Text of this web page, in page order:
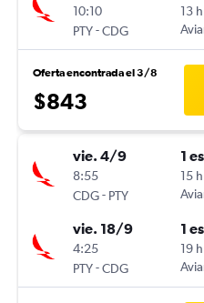
10:10
PTY-CDG
13
Oferta encontrada el 3/8
$843
vie. 4/9
8:55
CDG- PTY
1
15
vie. 18/9
4:25
PTY-CDG
1
19